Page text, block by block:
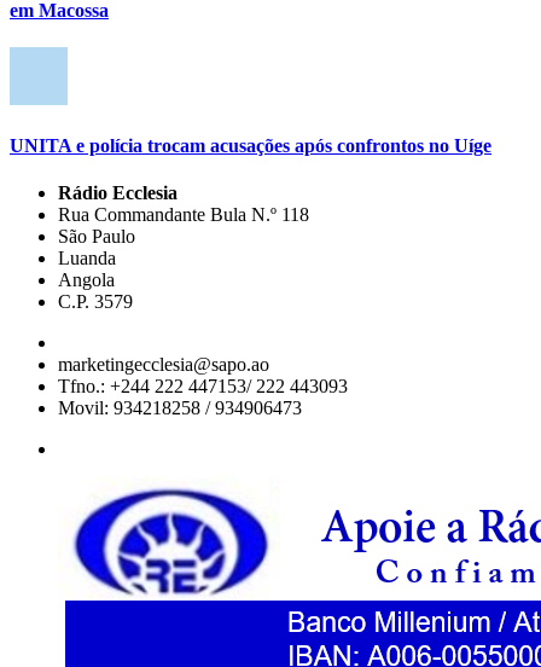
em Macossa
UNITA e polícia trocam acusações após confrontos no Uíge
Rádio Ecclesia
Rua Commandante Bula N.º 118
São Paulo
Luanda
Angola
C.P. 3579
marketingecclesia@sapo.ao
Tfno.: +244 222 447153/ 222 443093
Movil: 934218258 / 934906473